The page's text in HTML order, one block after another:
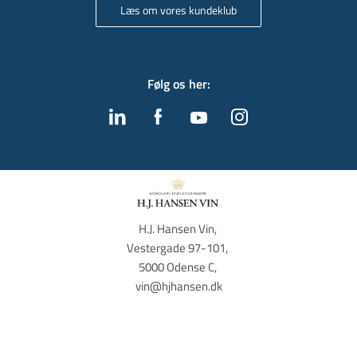
Læs om vores kundeklub
Følg os her:
H.J. Hansen Vin,
Vestergade 97-101,
5000 Odense C,
vin@hjhansen.dk